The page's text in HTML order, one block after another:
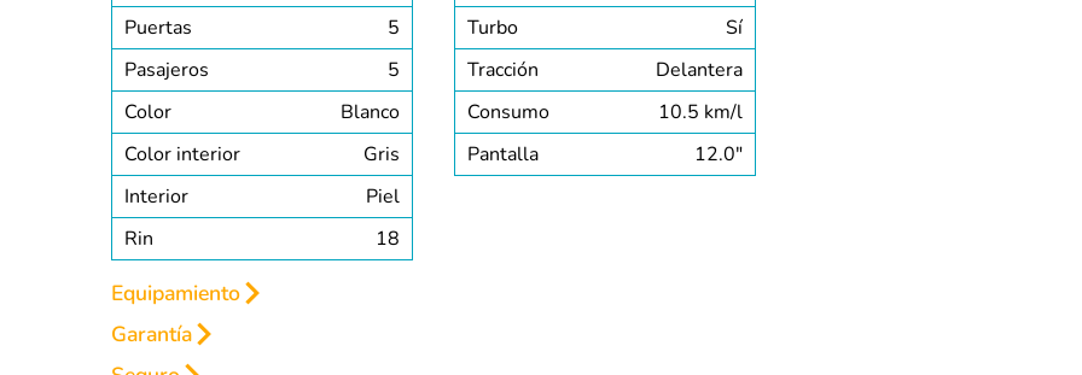
Puertas
5
Pasajeros
5
Color
Blanco
Color interior
Gris
Interior
Piel
Rin
18
Turbo
Sí
Tracción
Delantera
Consumo
10.5 km/l
Pantalla
12.0″
Equipamiento
INTERIOR
Garantía